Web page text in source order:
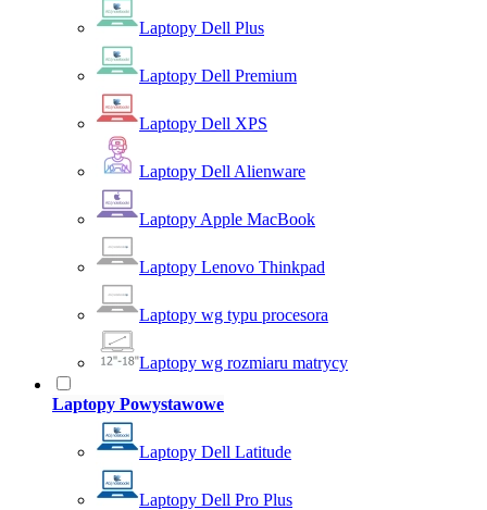
Laptopy Dell Plus
Laptopy Dell Premium
Laptopy Dell XPS
Laptopy Dell Alienware
Laptopy Apple MacBook
Laptopy Lenovo Thinkpad
Laptopy wg typu procesora
Laptopy wg rozmiaru matrycy
Laptopy Powystawowe
Laptopy Dell Latitude
Laptopy Dell Pro Plus